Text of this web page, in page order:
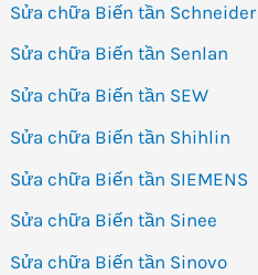
Sửa chữa Biến tần Schneider
Sửa chữa Biến tần Senlan
Sửa chữa Biến tần SEW
Sửa chữa Biến tần Shihlin
Sửa chữa Biến tần SIEMENS
Sửa chữa Biến tần Sinee
Sửa chữa Biến tần Sinovo